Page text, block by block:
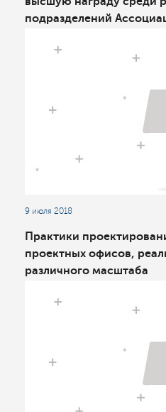
подразделений
9 июля 2018
Практики
проектных офисов,
различного масштаба